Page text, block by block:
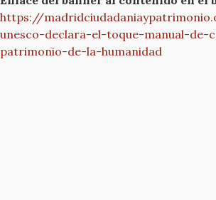
https://
unesco-declara-el-toque-manual-de-
patrimonio-de-la-humanidad